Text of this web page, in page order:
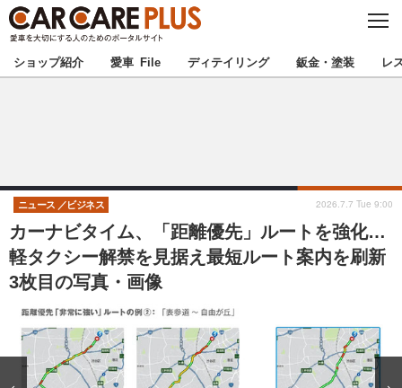
C
S
E
★カーケアプラス認定★ 厳選プロショップを地域から探す
甲信越 北陸
東海 関西
中国
九州 沖縄
注目の記事
ショップ紹介 愛車 File ディテイリング 鈑金・塗装 レ
カーナビタイム、「距離優先」ルートを強化…
軽タクシー解禁を見据え最短ルート案内を刷新
3枚目の写真・画像
ニュース ビジネス 2026.7.7 Tue 9:00